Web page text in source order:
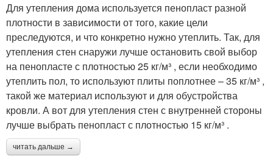
Для утепления дома используется пенопласт разной
плотности в зависимости от того, какие цели
преследуются, и что конкретно нужно утеплить. Так, для
утепления стен снаружи лучше остановить свой выбор
на пенопласте с плотностью 25 кг/м³ , если необходимо
утеплить пол, то используют плиты поплотнее – 35 кг/м³ ,
такой же материал используют и для обустройства
кровли. А вот для утепления стен с внутренней стороны
лучше выбрать пенопласт с плотностью 15 кг/м³ .
читать дальше →